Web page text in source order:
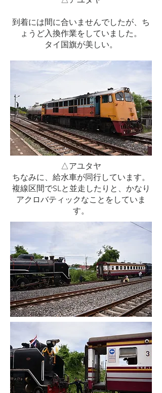
到着には間に合いませんでしたが、ち
ょうど入換作業をしていました。
​タイ国旗が美しい。
△アユタヤ
ちなみに、給水車が同行しています。
​複線区間でSLと並走したりと、かなり
アクロバティックなことをしていま
す。